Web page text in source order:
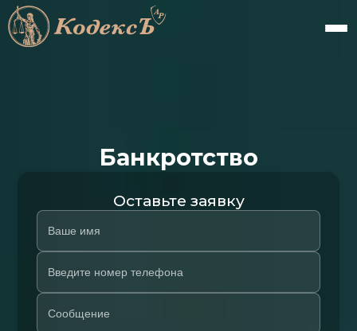
Банкротство
Оставьте заявку